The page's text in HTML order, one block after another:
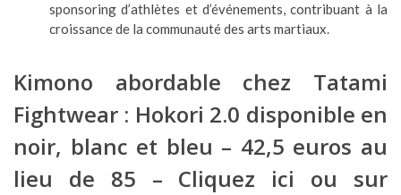
sponsoring d’athlètes et d’événements, contribuant à la
croissance de la communauté des arts martiaux.
Kimono abordable chez Tatami
Fightwear : Hokori 2.0 disponible en
noir, blanc et bleu – 42,5 euros au
lieu de 85 – Cliquez ici ou sur